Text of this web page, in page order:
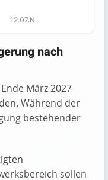
12.07.N
nach
März 2027
Während der
bestehender
sollen